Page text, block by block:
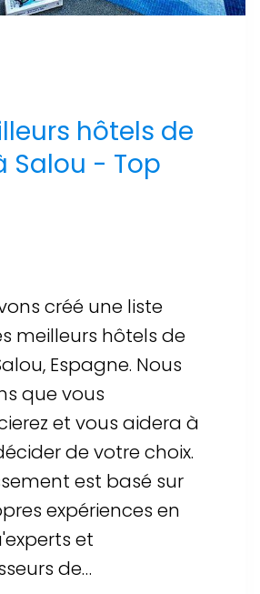
hôtels de
Salou - Top
créé une liste
meilleurs hôtels de
Espagne. Nous
que vous
et vous aidera à
de votre choix.
est basé sur
expériences en
et
de…